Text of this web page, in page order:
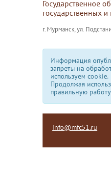
Государственное
государственных
г. Мурманск, ул.
Информация
запреты на
используем сookie.
Продолжая
правильную
info@mfc51.ru